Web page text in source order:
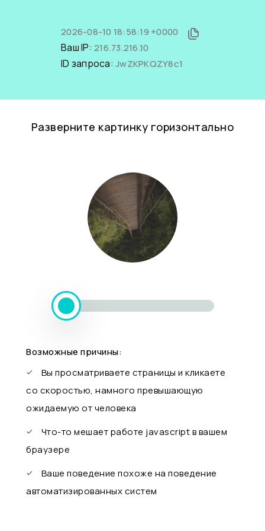
2026-08-10 18:58:19 +0000
Ваш IP: 216.73.216.10
ID запроса: JwZKPKQZY8c1
Разверните картинку горизонтально
Возможные причины:
Вы просматриваете страницы и кликаете
со скоростью, намного превышающую
ожидаемую от человека
Что-то мешает работе javascript в вашем
браузере
Ваше поведение похоже на поведение
автоматизированных систем